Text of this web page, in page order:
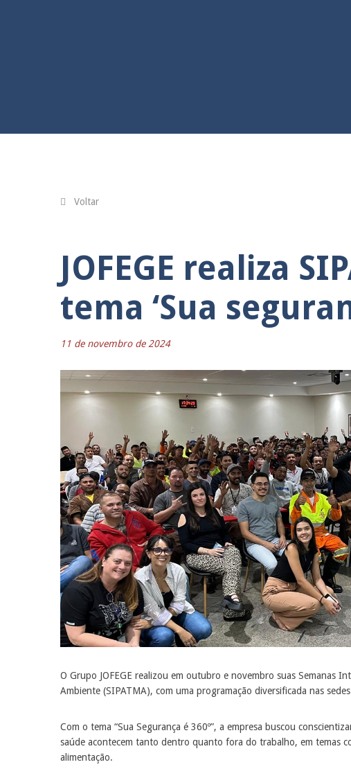
Voltar
JOFEGE realiza
tema ‘Sua
11 de novembro de 2024
O Grupo JOFEGE realizou em outubro e novembro suas Semanas
Ambiente (SIPATMA), com uma programação diversificada nas
Com o tema “Sua Segurança é 360º”, a empresa buscou
saúde acontecem tanto dentro quanto fora do trabalho, em temas
alimentação.